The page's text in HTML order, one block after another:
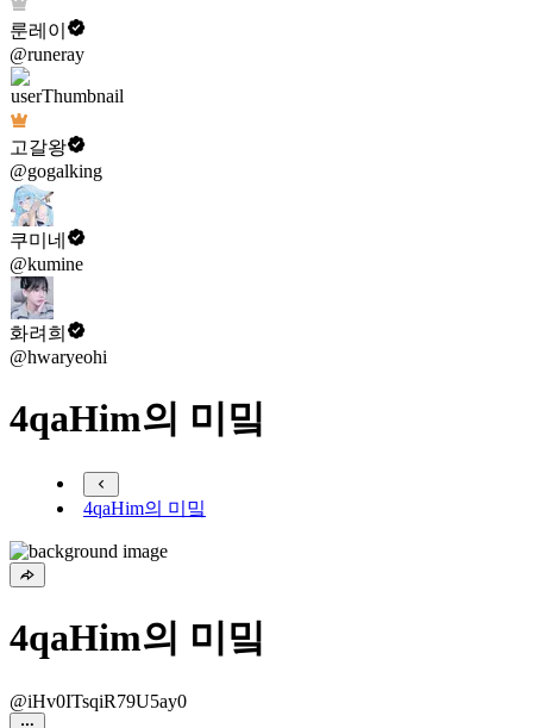
룬레이
@runeray
고갈왕
@gogalking
쿠미네
@kumine
화려희
@hwaryeohi
4qaHim의 미밐
4qaHim의 미밐
4qaHim의 미밐
@iHv0ITsqiR79U5ay0